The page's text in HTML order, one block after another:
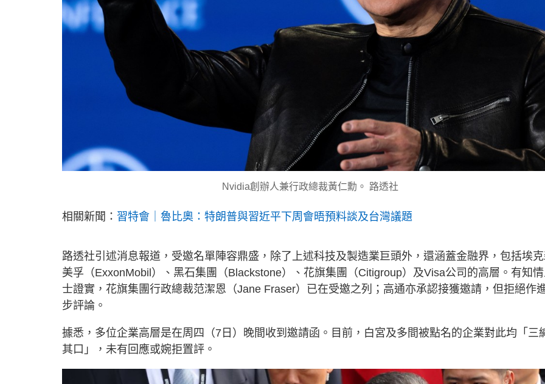
Nvidia創辦人兼行政總裁黃仁勳。 路透社
相關新聞： 習特會｜魯比奧：特朗普與習近平下周會晤預料談及台灣議題
路透社引述消息報道，受邀名單陣容鼎盛，除了上述科技及製造業巨頭外，還涵蓋金融界，包括埃
美孚（ExxonMobil）、黑石集團（Blackstone）、花旗集團（Citigroup）及Visa公司的高層。有知情
士證實，花旗集團行政總裁范潔恩（Jane Fraser）已在受邀之列；高通亦承認接獲邀請，但拒絕作
步評論。
據悉，多位企業高層是在周四（7日）晚間收到邀請函。目前，白宮及多間被點名的企業對此均「三
其口」，未有回應或婉拒置評。